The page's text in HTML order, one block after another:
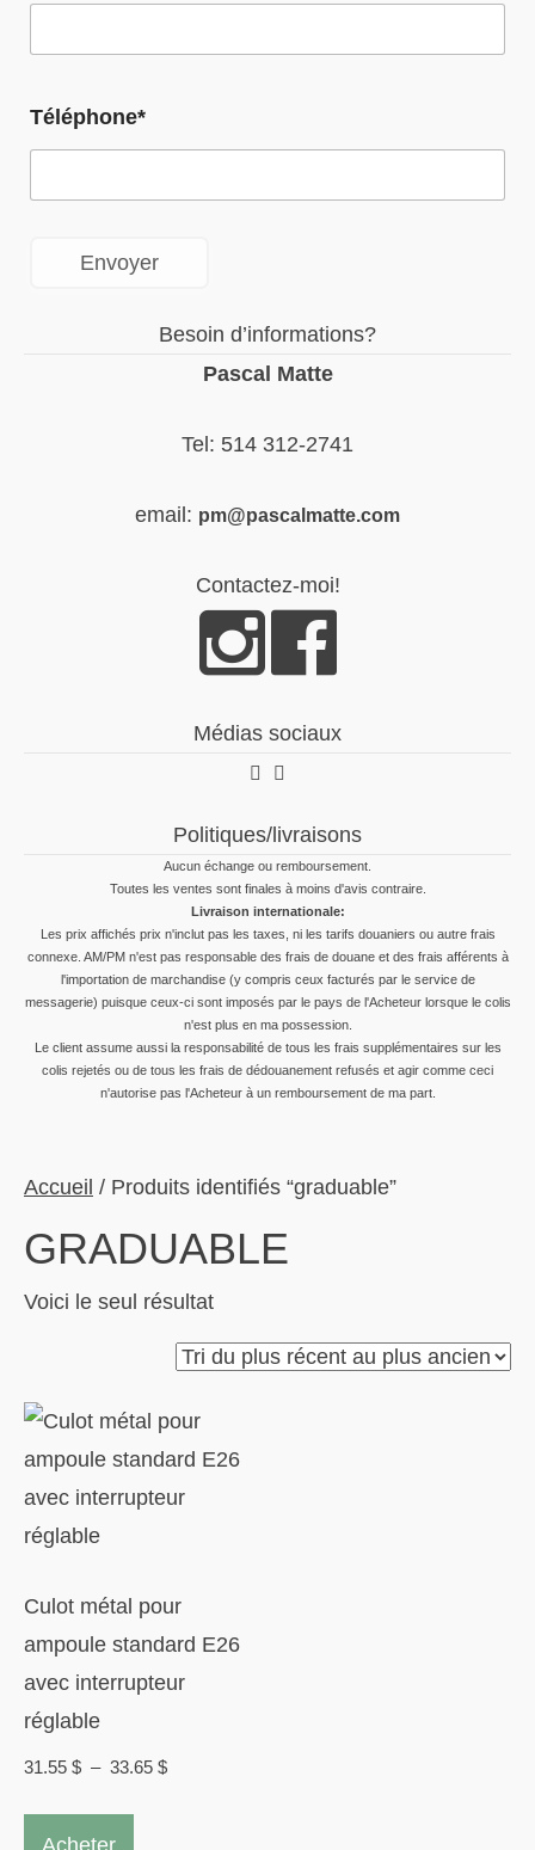
Téléphone*
Besoin d’informations?
Pascal Matte
Tel: 514 312-2741
email: pm@pascalmatte.com
Contactez-moi!
Médias sociaux
Politiques/livraisons
Aucun échange ou remboursement.
Toutes les ventes sont finales à moins d'avis contraire.
Livraison internationale:
Les prix affichés prix n'inclut pas les taxes, ni les tarifs douaniers ou autre frais
connexe. AM/PM n'est pas responsable des frais de douane et des frais afférents à
l'importation de marchandise (y compris ceux facturés par le service de
messagerie) puisque ceux-ci sont imposés par le pays de l'Acheteur lorsque le colis
n'est plus en ma possession.
Le client assume aussi la responsabilité de tous les frais supplémentaires sur les
colis rejetés ou de tous les frais de dédouanement refusés et agir comme ceci
n'autorise pas l'Acheteur à un remboursement de ma part.
Accueil / Produits identifiés “graduable”
GRADUABLE
Voici le seul résultat
Culot métal pour
ampoule standard E26
avec interrupteur
réglable
31.55 $ – 33.65 $Plage
Acheter
Ce